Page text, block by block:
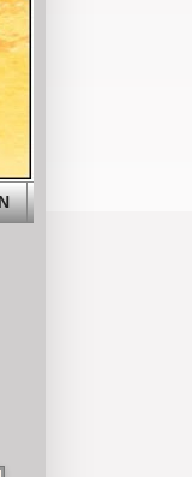
EN